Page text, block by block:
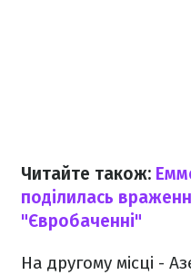
Читайте також:
поділилась
"Євробаченні"
На другому місці -